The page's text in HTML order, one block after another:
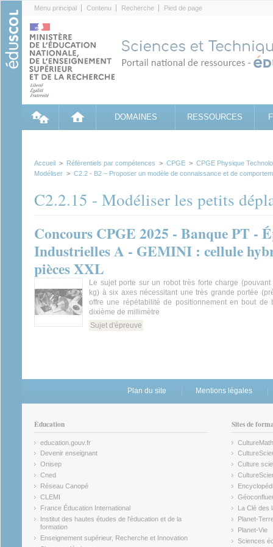
Menu principal Contenu Recherche Pied de page
DOMAINES RESSOURCES
Accueil > Référentiels par compétences > CPGE > CPGE Physique
Modéliser > C2.2 - B2 – Proposer un modèle de connaissance et de
C2.2.15 - Modéliser les petits
Concours CPGE 2025 - Banque PT -
Industrielles A - GEMINI : cellule
pièces XXL
Le sujet porte sur un robot très forte charge (pouvant
kg) à six axes nécessitant une très grande portée
offre une répétabilité de positionnement en bout de
dixième de millimètre
Sujet d'épreuve
Plan du site Mentions légales
Éducation
education.gouv.fr
(link is external)
Devenir enseignant
(link is external)
Onisep
(link is external)
Cned
(link is external)
Réseau Canopé
(link is external)
CLEMI
(link is external)
France Éducation International
(link is external)
Institut des hautes études de l'éducation et de la
formation
(link is external)
Enseignement supérieur, Recherche et Innovation
Sites de
CultureMath
(link is
(link is
Culture
(link is
(link is
(link is
La Clé des
(link is
Planet-
(link is
Planet-Vie
(link is
Sciences